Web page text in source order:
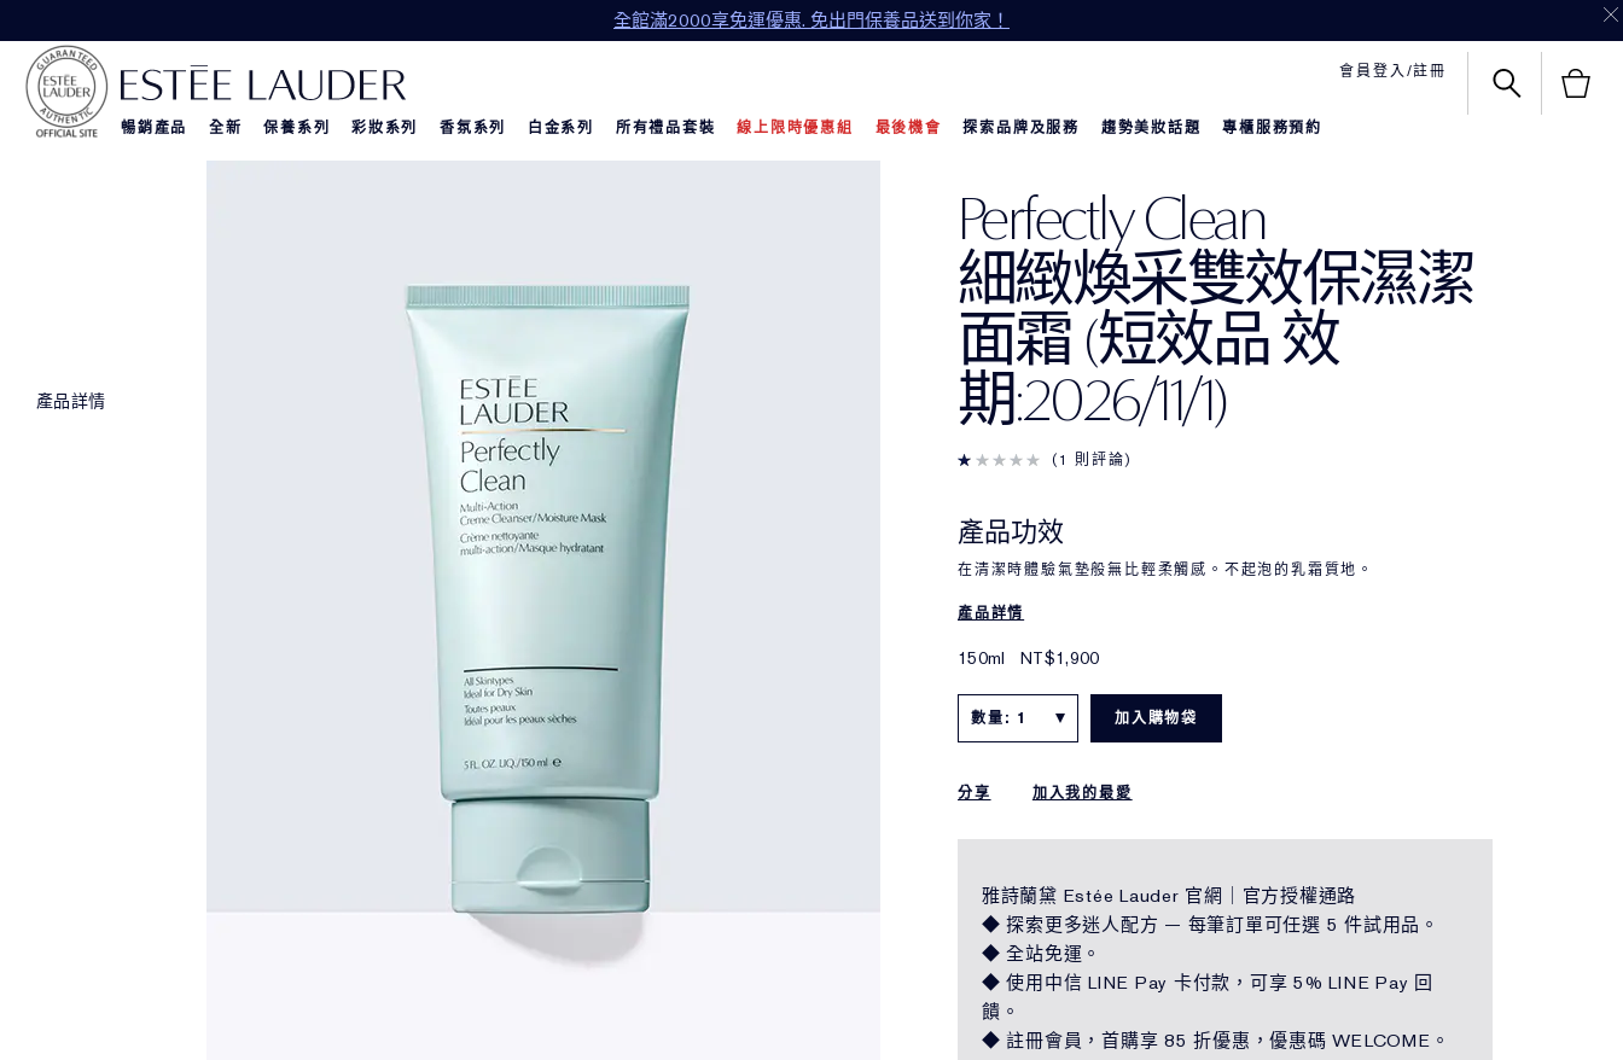
全館滿2000享免運優惠. 免出門保養品送到你家！
會員登入/註冊
暢銷產品 全新 保養系列 彩妝系列 香氛系列 白金系列 所有禮品套裝 線上限時優惠組 最後機會 探索品牌及服務 趨勢美妝話題 專櫃服務預約
產品詳情
Perfectly Clean
細緻煥采雙效保濕潔
面霜 (短效品 效
期:2026/11/1)
1 則評論
產品功效
在清潔時體驗氣墊般無比輕柔觸感。不起泡的乳霜質地。
產品詳情
150mlNT$1,900
數量: 1 加入購物袋
分享 加入我的最愛
雅詩蘭黛 Estée Lauder 官網｜官方授權通路
◆ 探索更多迷人配方 — 每筆訂單可任選 5 件試用品。
◆ 全站免運。
◆ 使用中信 LINE Pay 卡付款，可享 5% LINE Pay 回
饋。
◆ 註冊會員，首購享 85 折優惠，優惠碼 WELCOME。